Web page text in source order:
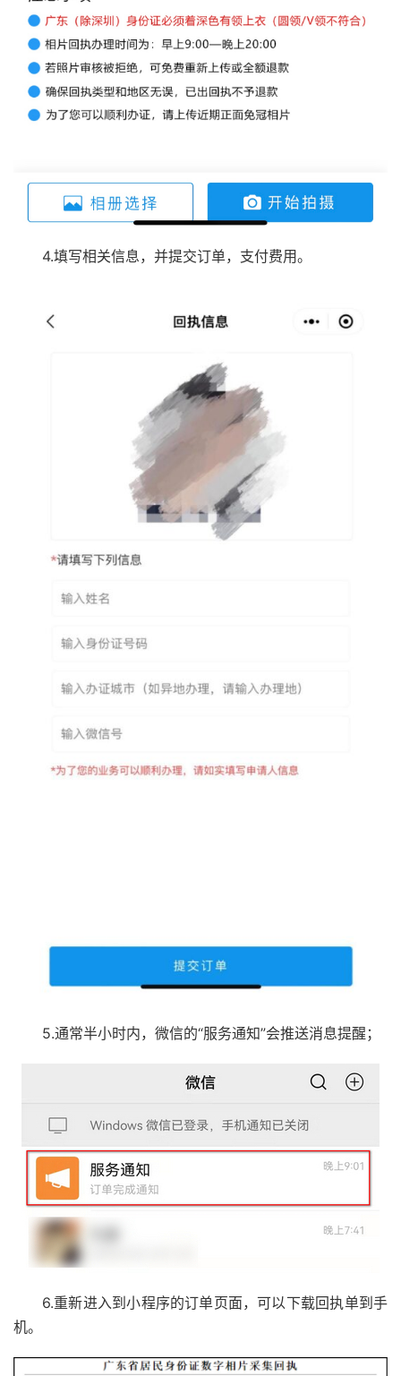
4.填写相关信息，并提交订单，支付费用。
5.通常半小时内，微信的“服务通知”会推送消息提醒；
6.重新进入到小程序的订单页面，可以下载回执单到手
机。